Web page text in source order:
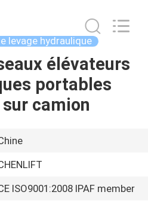
levage hydraulique
élévateurs
portables
camion
ISO9001:2008 IPAF member